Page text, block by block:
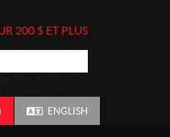
200 $ ET PLUS
ENGLISH